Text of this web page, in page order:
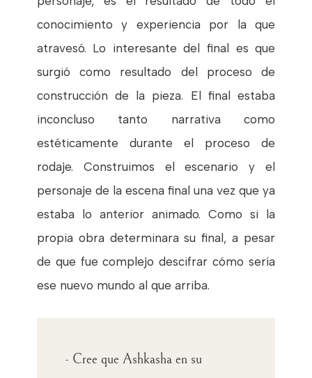
conocimiento y experiencia por la que
atravesó. Lo interesante del final es que
surgió como resultado del proceso de
construcción de la pieza. El final estaba
inconcluso tanto narrativa como
estéticamente durante el proceso de
rodaje. Construimos el escenario y el
personaje de la escena final una vez que ya
estaba lo anterior animado. Como si la
propia obra determinara su final, a pesar
de que fue complejo descifrar cómo sería
ese nuevo mundo al que arriba.
- Cree que Ashkasha en su